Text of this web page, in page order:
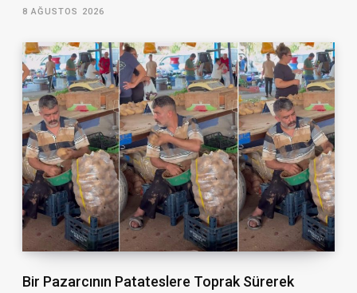
8 AĞUSTOS 2026
Bir Pazarcının Patateslere Toprak Sürerek